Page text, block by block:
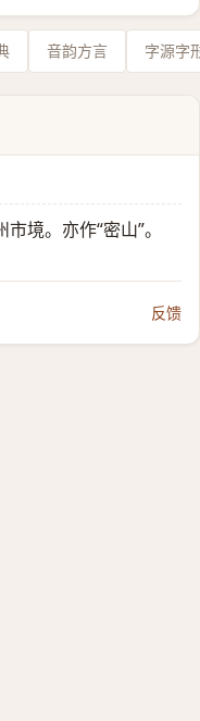
音韵方言 字源字
境。亦作“密山”。
反馈